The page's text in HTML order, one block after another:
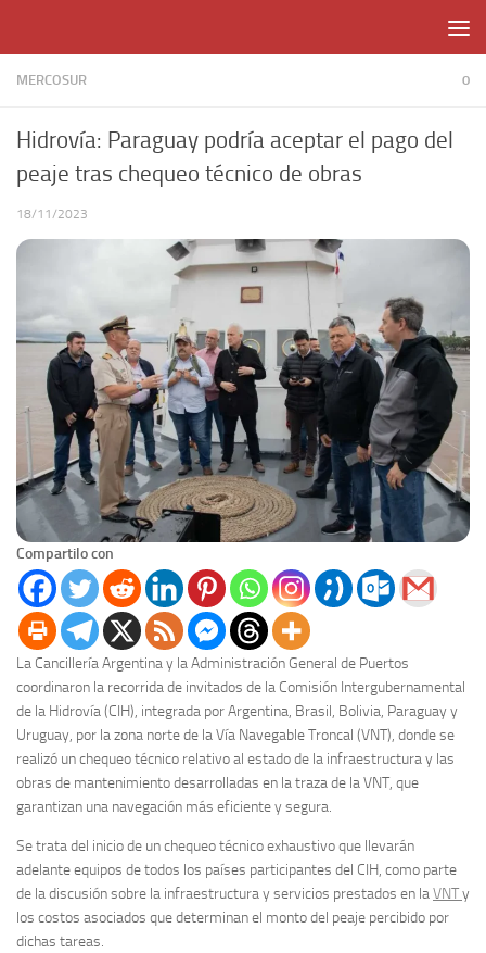
MERCOSUR 0
Hidrovía: Paraguay podría aceptar el pago del
peaje tras chequeo técnico de obras
18/11/2023
Compartilo con
La Cancillería Argentina y la Administración General de Puertos
coordinaron la recorrida de invitados de la Comisión Intergubernamental
de la Hidrovía (CIH), integrada por Argentina, Brasil, Bolivia, Paraguay y
Uruguay, por la zona norte de la Vía Navegable Troncal (VNT), donde se
realizó un chequeo técnico relativo al estado de la infraestructura y las
obras de mantenimiento desarrolladas en la traza de la VNT, que
garantizan una navegación más eficiente y segura.
Se trata del inicio de un chequeo técnico exhaustivo que llevarán
adelante equipos de todos los países participantes del CIH, como parte
de la discusión sobre la infraestructura y servicios prestados en laVNTy
los costos asociados que determinan el monto del peaje percibido por
dichas tareas.